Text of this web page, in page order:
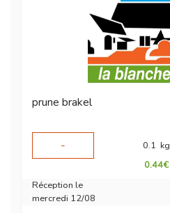
prune brakel
-
0.1 kg
0.44€
Réception le
mercredi 12/08